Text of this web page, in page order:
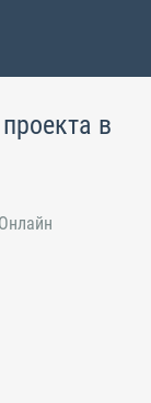
в
Онлайн